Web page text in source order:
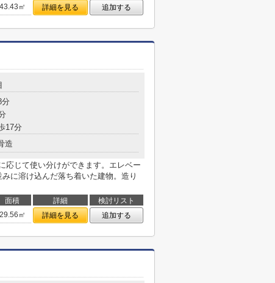
43.43㎡ 詳細を見る 追加する
分
17分
造
応じて使い分けができます。エレベー
に溶け込んだ落ち着いた建物。造り
面積 詳細
検討リスト
29.56㎡ 詳細を見る 追加する